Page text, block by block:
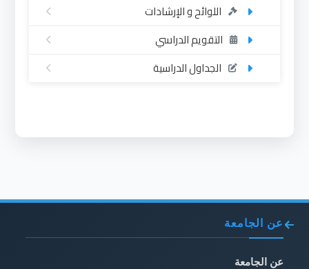
اللوائح و الإرشادات
التقويم الدراسي
الجداول الدراسية
عن الجامعة
عن الجامعة